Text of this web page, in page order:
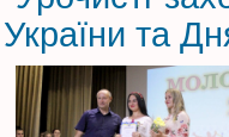
України та